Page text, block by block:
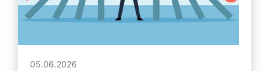
05.06.2026